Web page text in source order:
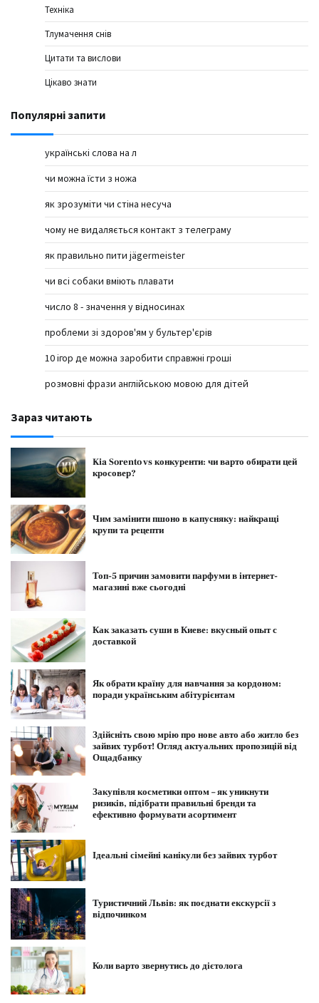
Техніка
Тлумачення снів
Цитати та вислови
Цікаво знати
Популярні запити
українські слова на л
чи можна їсти з ножа
як зрозуміти чи стіна несуча
чому не видаляється контакт з телеграму
як правильно пити jägermeister
чи всі собаки вміють плавати
число 8 - значення у відносинах
проблеми зі здоров'ям у бультер'єрів
10 ігор де можна заробити справжні гроші
розмовні фрази англійською мовою для дітей
Зараз читають
Kia Sorento vs конкуренти: чи варто обирати цей
кросовер?
Чим замінити пшоно в капусняку: найкращі
крупи та рецепти
Топ-5 причин замовити парфуми в інтернет-
магазині вже сьогодні
Как заказать суши в Киеве: вкусный опыт с
доставкой
Як обрати країну для навчання за кордоном:
поради українським абітурієнтам
Здійсніть свою мрію про нове авто або житло без
зайвих турбот! Огляд актуальних пропозицій від
Ощадбанку
Закупівля косметики оптом – як уникнути
ризиків, підібрати правильні бренди та
ефективно формувати асортимент
Ідеальні сімейні канікули без зайвих турбот
Туристичний Львів: як поєднати екскурсії з
відпочинком
Коли варто звернутись до дієтолога